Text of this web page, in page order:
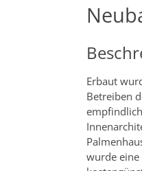
Erbaut
Betreiben
wurde eine